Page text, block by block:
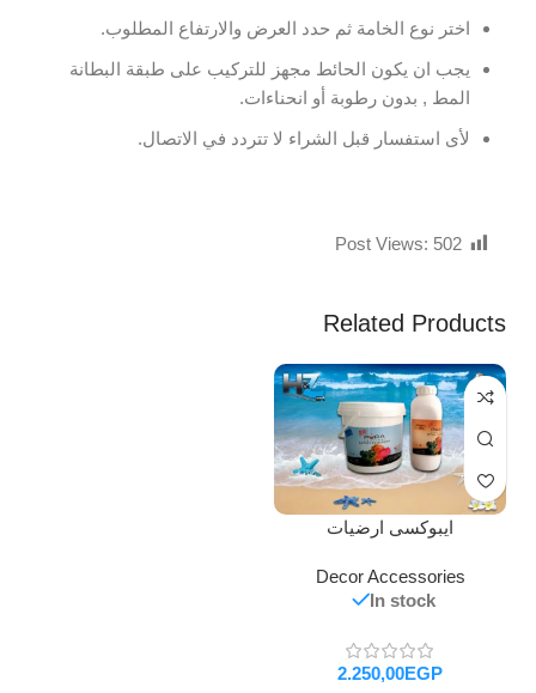
اختر نوع الخامة ثم حدد العرض والارتفاع المطلوب.
يجب ان يكون الحائط مجهز للتركيب على طبقة البطانة
المط , بدون رطوبة أو انحناءات.
لأى استفسار قبل الشراء لا تتردد في الاتصال.
Post Views: 502
Related Products
ايبوكسى ارضيات
Decor Accessories
In stock
EGP